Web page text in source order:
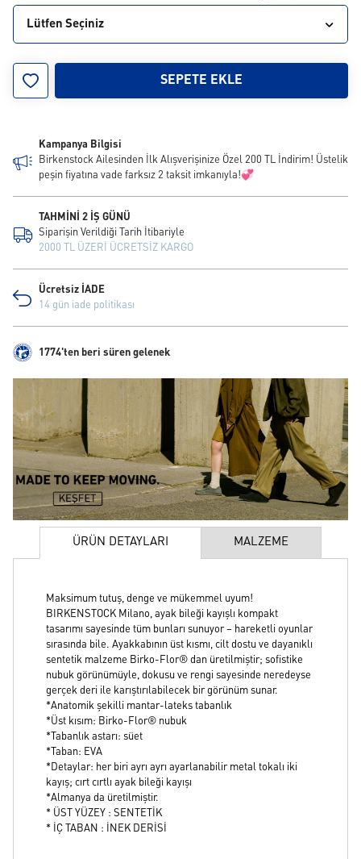
Lütfen Seçiniz
34
SEPETE EKLE
Kampanya Bilgisi
Birkenstock Ailesinden İlk Alışverişinize Özel 200 TL İndirim! Üstelik
peşin fiyatına vade farksız 2 taksit imkanıyla!💞
TAHMİNİ 2 İŞ GÜNÜ
Siparişin Verildiği Tarih İtibariyle
2000 TL ÜZERİ ÜCRETSİZ KARGO
Ücretsiz İADE
14 gün iade politikası
1774'ten beri süren gelenek
ÜRÜN DETAYLARI MALZEME
Maksimum tutuş, denge ve mükemmel uyum!
BIRKENSTOCK Milano, ayak bileği kayışlı kompakt
tasarımı sayesinde tüm bunları sunuyor – hareketli oyunlar
sırasında bile. Ayakkabının üst kısmı, cilt dostu ve dayanıklı
sentetik malzeme Birko-Flor® dan üretilmiştir; sofistike
nubuk görünümüyle, dokusu ve rengi sayesinde neredeyse
gerçek deri ile karıştırılabilecek bir görünüm sunar.
*Anatomik şekilli mantar-lateks tabanlık
*Üst kısım: Birko-Flor® nubuk
*Tabanlık astarı: süet
*Taban: EVA
*Detaylar: her biri ayrı ayrı ayarlanabilir metal tokalı iki
kayış; cırt cırtlı ayak bileği kayışı
*Almanya da üretilmiştir.
* ÜST YÜZEY : SENTETİK
* İÇ TABAN : İNEK DERİSİ